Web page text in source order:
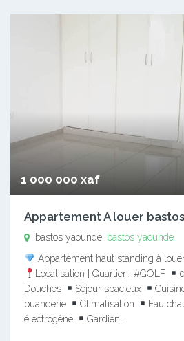
1 000 000 xaf
Appartement A louer
bastos yaounde, bastos yaounde
Appartement haut standing à
Localisation | Quartier : #GOLF
Douches
Séjour spacieux
buanderie
Climatisation Eau
électrogène
Gardien…